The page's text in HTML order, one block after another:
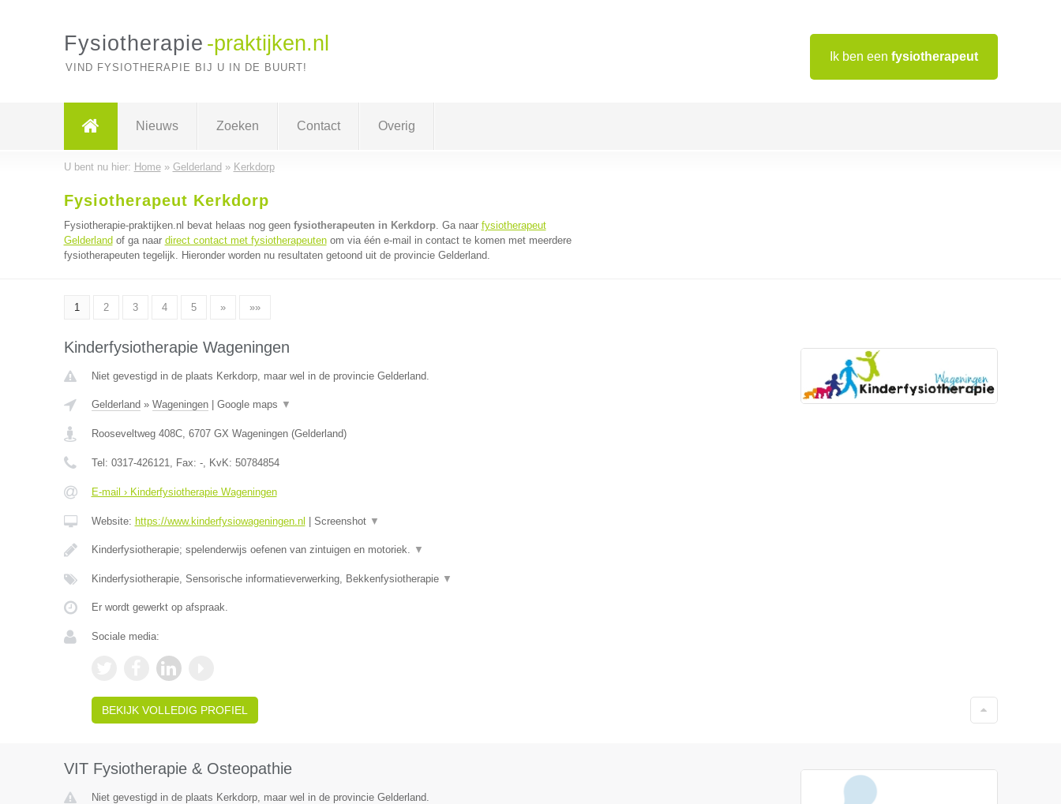
Ik ben een fysiotherapeut
Fysiotherapie -praktijken.nl
VIND FYSIOTHERAPIE BIJ U IN DE BUURT!
Nieuws Zoeken Contact Overig
U bent nu hier: Home» Gelderland » Kerkdorp
Fysiotherapeut Kerkdorp
Fysiotherapie-praktijken.nl bevat helaas nog geen fysiotherapeuten in Kerkdorp. Ga naar fysiotherapeut
Gelderland of ga naar direct contact met fysiotherapeutenom via één e-mail in contact te komen met meerdere
fysiotherapeuten tegelijk. Hieronder worden nu resultaten getoond uit de provincie Gelderland.
1 2 3 4 5 » »»
Kinderfysiotherapie Wageningen
Niet gevestigd in de plaats Kerkdorp, maar wel in de provincie Gelderland.
Gelderland » Wageningen| Google maps ▼
Rooseveltweg 408C, 6707 GX Wageningen(Gelderland)
Tel: 0317-426121, Fax: -, KvK: 50784854
E-mail › Kinderfysiotherapie Wageningen
Website: https://www.kinderfysiowageningen.nl Screenshot ▼
Kinderfysiotherapie; spelenderwijs oefenen van zintuigen en motoriek. ▼
Kinderfysiotherapie, Sensorische informatieverwerking, Bekkenfysiotherapie ▼
Er wordt gewerkt op afspraak.
Sociale media:
BEKIJK VOLLEDIG PROFIEL
VIT Fysiotherapie & Osteopathie
Niet gevestigd in de plaats Kerkdorp, maar wel in de provincie Gelderland.